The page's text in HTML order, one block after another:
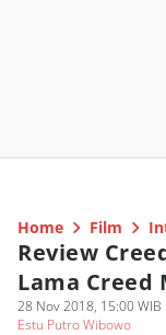
Home Film
Review
Lama Creed
28 Nov 2018, 15:00 WIB
Estu Putro Wibowo